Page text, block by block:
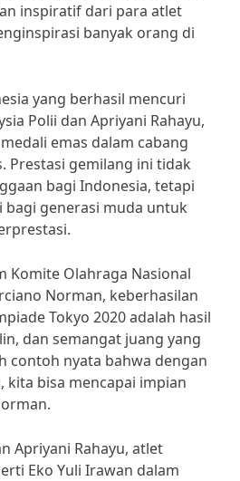
inspiratif dari para atlet
banyak orang di
yang berhasil mencuri
Polii dan Apriyani Rahayu,
emas dalam cabang
Prestasi gemilang ini tidak
bagi Indonesia, tetapi
bagi generasi muda untuk
Komite Olahraga Nasional
Norman, keberhasilan
Tokyo 2020 adalah hasil
dan semangat juang yang
contoh nyata bahwa dengan
kita bisa mencapai impian
Apriyani Rahayu, atlet
Eko Yuli Irawan dalam